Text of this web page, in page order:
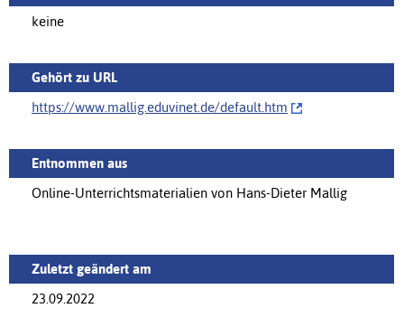
keine
Gehört zu URL
https://www.mallig.eduvinet.de/‌default.htm
Entnommen aus
Online-Unterrichtsmaterialien von Hans-Dieter Mallig
Zuletzt geändert am
23.09.2022